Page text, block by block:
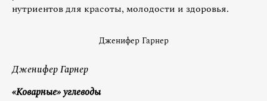
нутриентов для красоты, молодости и здоровья.
Дженифер Гарнер
Дженифер Гарнер
«Коварные» углеводы